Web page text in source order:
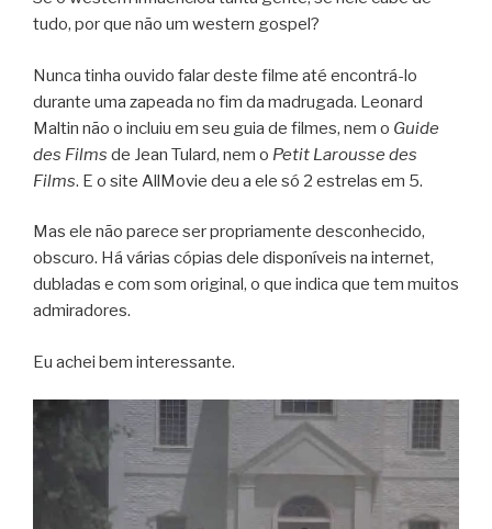
tudo, por que não um western gospel?
Nunca tinha ouvido falar deste filme até encontrá-lo
durante uma zapeada no fim da madrugada. Leonard
Maltin não o incluiu em seu guia de filmes, nem o Guide
des Films de Jean Tulard, nem o Petit Larousse des
Films. E o site AllMovie deu a ele só 2 estrelas em 5.
Mas ele não parece ser propriamente desconhecido,
obscuro. Há várias cópias dele disponíveis na internet,
dubladas e com som original, o que indica que tem muitos
admiradores.
Eu achei bem interessante.